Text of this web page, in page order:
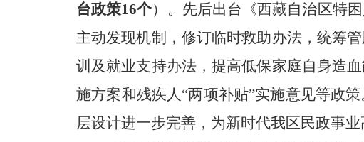
台政策16个）。先后出台《西藏自治区特
主动发现机制，修订临时救助办法，统筹
训及就业支持办法，提高低保家庭自身造
施方案和残疾人“两项补贴”实施意见等政
层设计进一步完善，为新时代我区民政事业